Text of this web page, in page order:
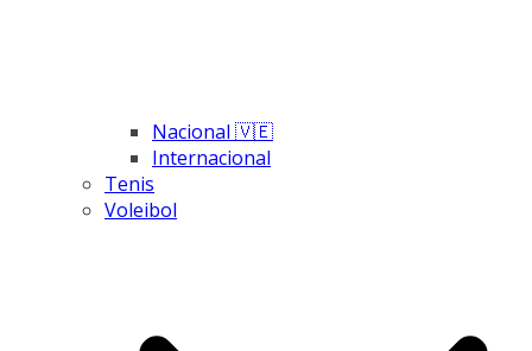
Nacional 🇻🇪
Internacional
Tenis
Voleibol